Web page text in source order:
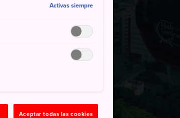
Activas siempre
Aceptar todas las cookies